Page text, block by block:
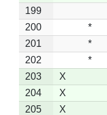
199
200
*
201
*
202
*
203
X
204
X
205
X